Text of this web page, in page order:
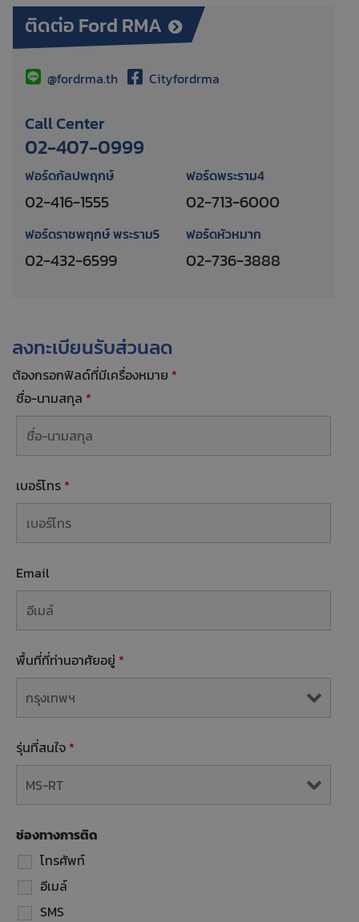
ติดต่อ Ford RMA
@fordrma.th Cityfordrma
Call Center
02-407-0999
ฟอร์ดกัลปพฤกษ์
02-416-1555
ฟอร์ดพระราม4
02-713-6000
ฟอร์ดราชพฤกษ์ พระราม5
02-432-6599
ฟอร์ดหัวหมาก
02-736-3888
ลงทะเบียนรับส่วนลด
ต้องกรอกฟิลด์ที่มีเครื่องหมาย *
ชื่อ-นามสกุล *
เบอร์โทร *
Email
พื้นที่ที่ท่านอาศัยอยู่ *
รุ่นที่สนใจ *
ช่องทางการติด
โทรศัพท์
อีเมล์
SMS